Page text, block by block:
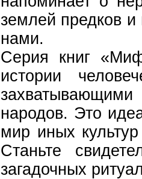
землей предков
нами.
Серия книг
истории
народов. Это
мир иных
Станьте
загадочных